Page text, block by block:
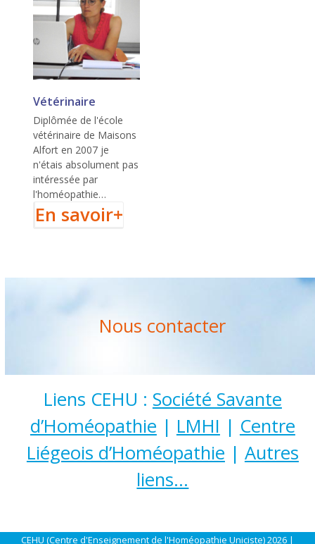
Manuelle GOBET
Vétérinaire
Diplômée de l'école
vétérinaire de Maisons
Alfort en 2007 je
n'étais absolument pas
intéressée par
l'homéopathie…
En savoir+
Nous contacter
Liens CEHU : Société Savante
d’Homéopathie | LMHI | Centre
Liégeois d’Homéopathie | Autres
liens…
CEHU (Centre d'Enseignement de l'Homéopathie Uniciste) 2026 |